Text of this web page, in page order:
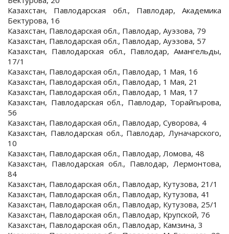
Казахстан, Павлодарская обл., Павлодар, Академика
Бектурова, 16
Казахстан, Павлодарская обл., Павлодар, Ауэзова, 79
Казахстан, Павлодарская обл., Павлодар, Ауэзова, 57
Казахстан, Павлодарская обл., Павлодар, Амангельды,
17/1
Казахстан, Павлодарская обл., Павлодар, 1 Мая, 16
Казахстан, Павлодарская обл., Павлодар, 1 Мая, 21
Казахстан, Павлодарская обл., Павлодар, 1 Мая, 17
Казахстан, Павлодарская обл., Павлодар, Торайгырова,
56
Казахстан, Павлодарская обл., Павлодар, Суворова, 4
Казахстан, Павлодарская обл., Павлодар, Луначарского,
10
Казахстан, Павлодарская обл., Павлодар, Ломова, 48
Казахстан, Павлодарская обл., Павлодар, Лермонтова,
84
Казахстан, Павлодарская обл., Павлодар, Кутузова, 21/1
Казахстан, Павлодарская обл., Павлодар, Кутузова, 41
Казахстан, Павлодарская обл., Павлодар, Кутузова, 25/1
Казахстан, Павлодарская обл., Павлодар, Крупской, 76
Казахстан, Павлодарская обл., Павлодар, Камзина, 3